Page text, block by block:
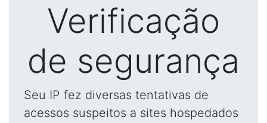
Verificação
de segurança
Seu IP fez diversas tentativas de
acessos suspeitos a sites hospedados